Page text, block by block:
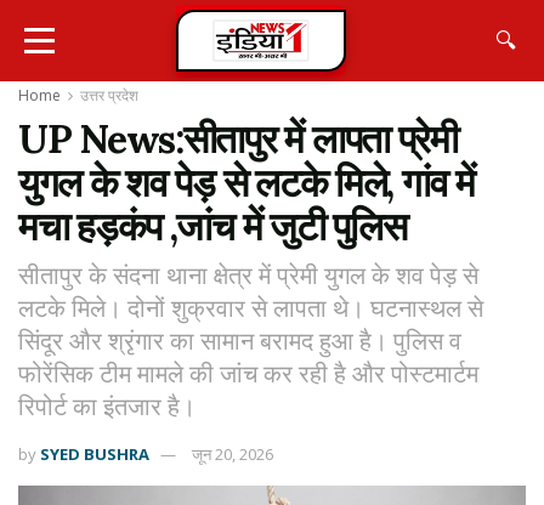
🔍
Home उत्तर प्रदेश
UP News:सीतापुर में लापता प्रेमी
युगल के शव पेड़ से लटके मिले, गांव में
मचा हड़कंप ,जांच में जुटी पुलिस
सीतापुर के संदना थाना क्षेत्र में प्रेमी युगल के शव पेड़ से
लटके मिले। दोनों शुक्रवार से लापता थे। घटनास्थल से
सिंदूर और श्रृंगार का सामान बरामद हुआ है। पुलिस व
फोरेंसिक टीम मामले की जांच कर रही है और पोस्टमार्टम
रिपोर्ट का इंतजार है।
by SYED BUSHRA जून 20, 2026